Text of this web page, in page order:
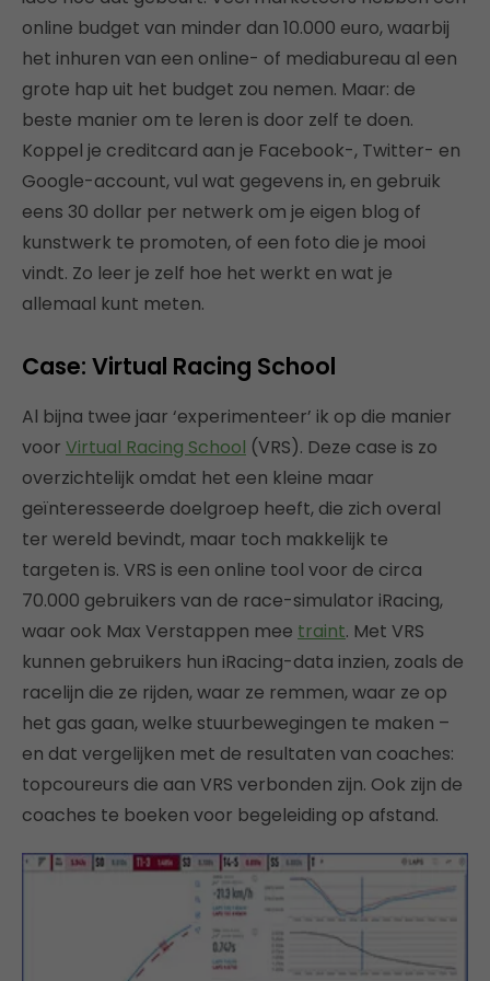
online budget van minder dan 10.000 euro, waarbij
het inhuren van een online- of mediabureau al een
grote hap uit het budget zou nemen. Maar: de
beste manier om te leren is door zelf te doen.
Koppel je creditcard aan je Facebook-, Twitter- en
Google-account, vul wat gegevens in, en gebruik
eens 30 dollar per netwerk om je eigen blog of
kunstwerk te promoten, of een foto die je mooi
vindt. Zo leer je zelf hoe het werkt en wat je
allemaal kunt meten.
Case: Virtual Racing School
Al bijna twee jaar ‘experimenteer’ ik op die manier
voor Virtual Racing School (VRS). Deze case is zo
overzichtelijk omdat het een kleine maar
geïnteresseerde doelgroep heeft, die zich overal
ter wereld bevindt, maar toch makkelijk te
targeten is. VRS is een online tool voor de circa
70.000 gebruikers van de race-simulator iRacing,
waar ook Max Verstappen mee traint. Met VRS
kunnen gebruikers hun iRacing-data inzien, zoals de
racelijn die ze rijden, waar ze remmen, waar ze op
het gas gaan, welke stuurbewegingen te maken –
en dat vergelijken met de resultaten van coaches:
topcoureurs die aan VRS verbonden zijn. Ook zijn de
coaches te boeken voor begeleiding op afstand.